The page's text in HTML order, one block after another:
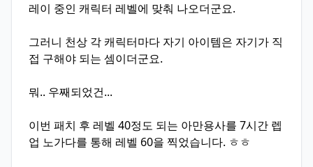
레이 중인 캐릭터 레벨에 맞춰 나오더군요.
그러니 천상 각 캐릭터마다 자기 아이템은 자기가 직
접 구해야 되는 셈이더군요.
뭐.. 우째되었건...
이번 패치 후 레벨 40정도 되는 아만용사를 7시간 렙
업 노가다를 통해 레벨 60을 찍었습니다. ㅎㅎ